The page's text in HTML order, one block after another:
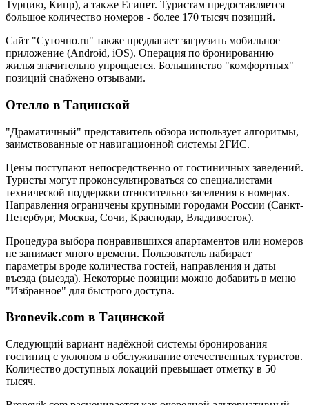
Турцию, Кипр), а также Египет. Туристам предоставляется
большое количество номеров - более 170 тысяч позиций.
Сайт "Суточно.ru" также предлагает загрузить мобильное
приложение (Android, iOS). Операция по бронированию
жилья значительно упрощается. Большинство "комфортных"
позиций снабжено отзывами.
Отелло в Тацинской
"Драматичный" представитель обзора использует алгоритмы,
заимствованные от навигационной системы 2ГИС.
Цены поступают непосредственно от гостиничных заведений.
Туристы могут проконсультироваться со специалистами
технической поддержки относительно заселения в номерах.
Направления ограничены крупными городами России (Санкт-
Петербург, Москва, Сочи, Краснодар, Владивосток).
Процедура выбора понравившихся апартаментов или номеров
не занимает много времени. Пользователь набирает
параметры вроде количества гостей, направления и даты
въезда (выезда). Некоторые позиции можно добавить в меню
"Избранное" для быстрого доступа.
Bronevik.com в Тацинской
Следующий вариант надёжной системы бронирования
гостиниц с уклоном в обслуживание отечественных туристов.
Количество доступных локаций превышает отметку в 50
тысяч.